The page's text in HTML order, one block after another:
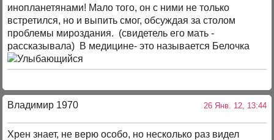
инопланетянами! Мало того, он с ними не только
встретился, но и выпить смог, обсуждая за столом
проблемы мироздания. (свидетель его мать -
рассказывала) В медицине- это называется Белочка
Владимир 1970 26 Янв. 12, 13:44
Хрен знает, не верю особо, но несколько раз видел